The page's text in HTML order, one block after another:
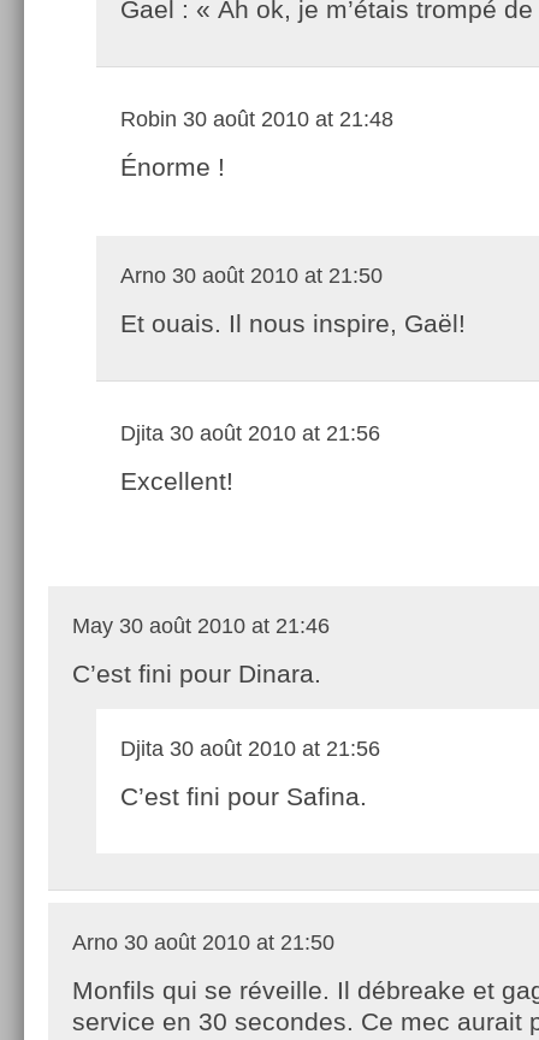
Gael : « Ah ok, je m’étais trompé
Robin 30 août 2010 at 21:48
Énorme !
Arno 30 août 2010 at 21:50
Et ouais. Il nous inspire, Gaël!
Djita 30 août 2010 at 21:56
Excellent!
May 30 août 2010 at 21:46
C’est fini pour Dinara.
Djita 30 août 2010 at 21:56
C’est fini pour Safina.
Arno 30 août 2010 at 21:50
Monfils qui se réveille. Il débreake et
service en 30 secondes. Ce mec aurait